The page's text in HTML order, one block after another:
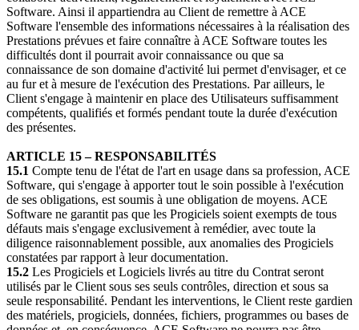
Software. Ainsi il appartiendra au Client de remettre à ACE
Software l'ensemble des informations nécessaires à la réalisation des
Prestations prévues et faire connaître à ACE Software toutes les
difficultés dont il pourrait avoir connaissance ou que sa
connaissance de son domaine d'activité lui permet d'envisager, et ce
au fur et à mesure de l'exécution des Prestations. Par ailleurs, le
Client s'engage à maintenir en place des Utilisateurs suffisamment
compétents, qualifiés et formés pendant toute la durée d'exécution
des présentes.
ARTICLE 15 –RESPONSABILITÉS
15.1 Compte tenu de l'état de l'art en usage dans sa profession, ACE
Software, qui s'engage à apporter tout le soin possible à l'exécution
de ses obligations, est soumis à une obligation de moyens. ACE
Software ne garantit pas que les Progiciels soient exempts de tous
défauts mais s'engage exclusivement à remédier, avec toute la
diligence raisonnablement possible, aux anomalies des Progiciels
constatées par rapport à leur documentation.
15.2 Les Progiciels et Logiciels livrés au titre du Contrat seront
utilisés par le Client sous ses seuls contrôles, direction et sous sa
seule responsabilité. Pendant les interventions, le Client reste gardien
des matériels, progiciels, données, fichiers, programmes ou bases de